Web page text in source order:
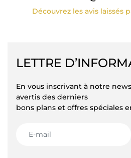
Découvrez les avis laissés
LETTRE
En vous inscrivant à notre
avertis des derniers
bons plans et offres spéciales